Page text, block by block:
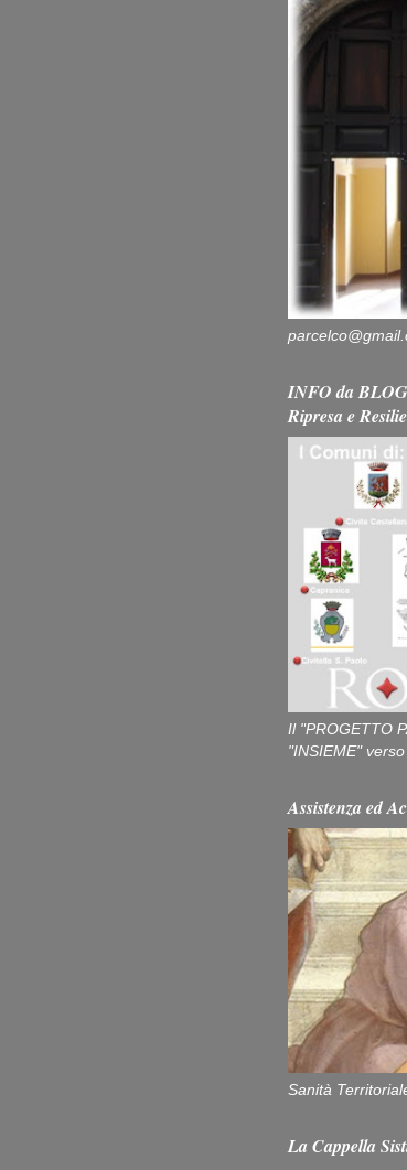
INFO da
Ripresa e
Il "PROGETTO
"INSIEME"
Assistenza ed
Sanità
La Cappella